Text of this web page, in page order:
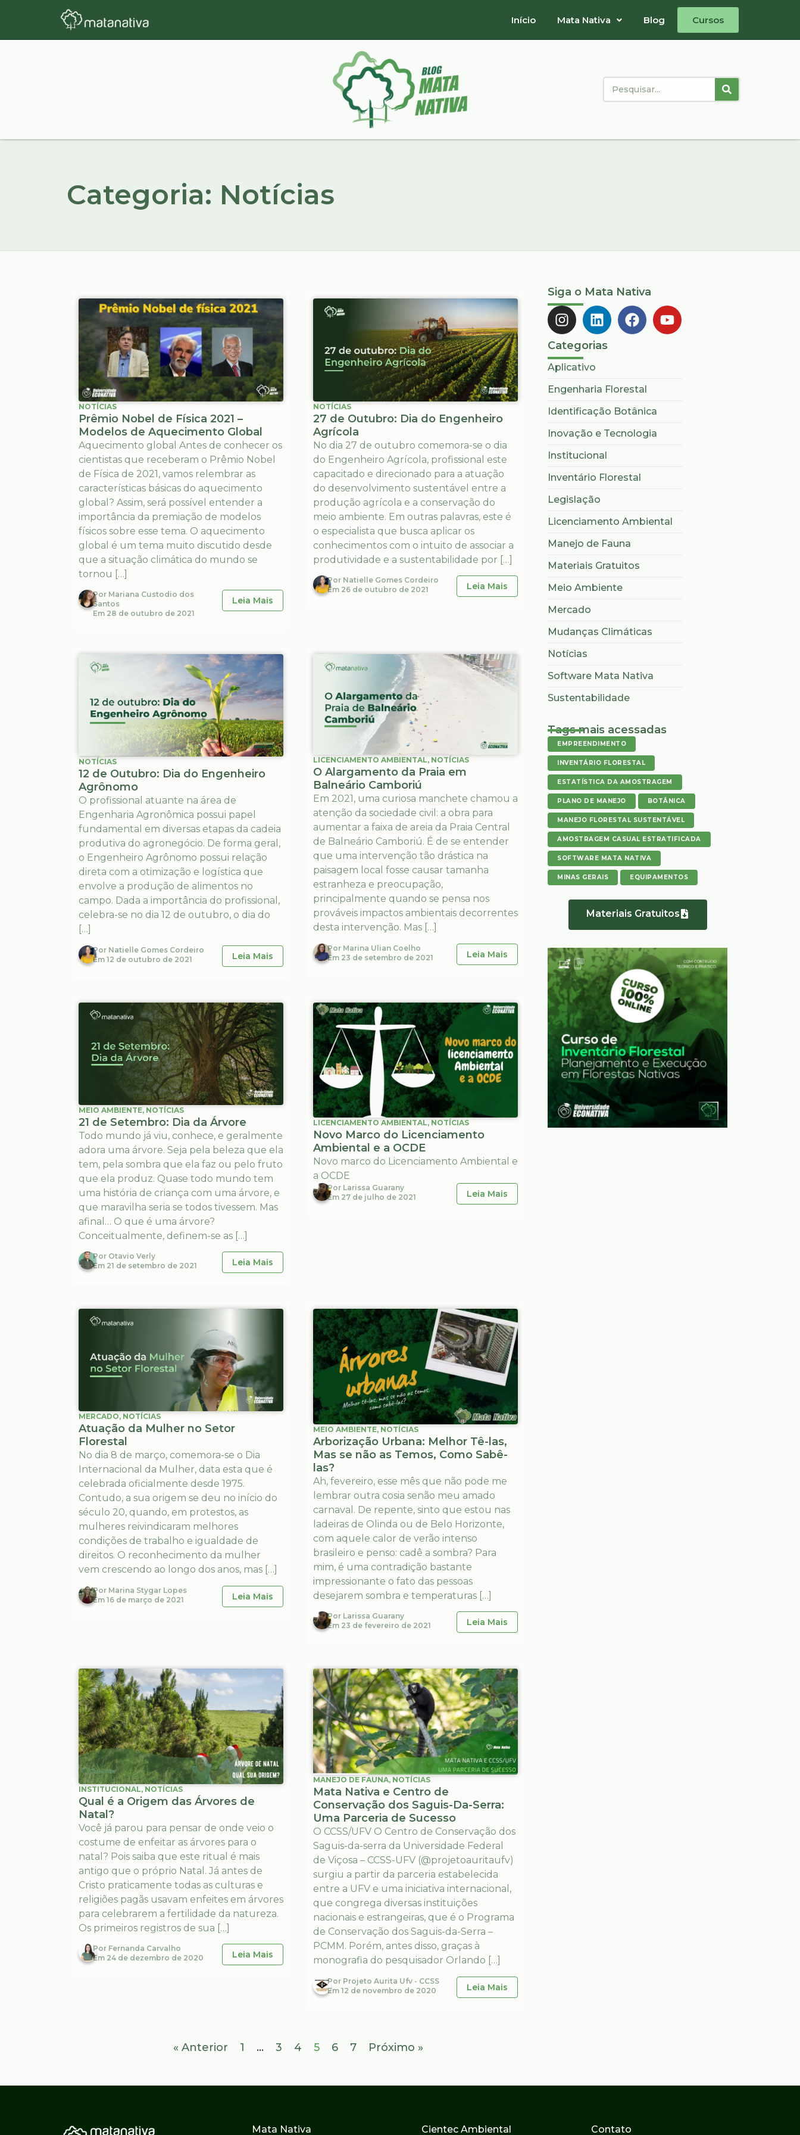
Início Mata Nativa Blog Cursos
Categoria: Notícias
NOTÍCIAS
Prêmio Nobel de Física 2021 –
Modelos de Aquecimento Global
Aquecimento global Antes de conhecer os
cientistas que receberam o Prêmio Nobel
de Física de 2021, vamos relembrar as
características básicas do aquecimento
global? Assim, será possível entender a
importância da premiação de modelos
físicos sobre esse tema. O aquecimento
global é um tema muito discutido desde
que a situação climática do mundo se
tornou […]
Por Mariana Custodio dos
Santos
Em 28 de outubro de 2021
Leia Mais
NOTÍCIAS
27 de Outubro: Dia do Engenheiro
Agrícola
No dia 27 de outubro comemora-se o dia
do Engenheiro Agrícola, profissional este
capacitado e direcionado para a atuação
do desenvolvimento sustentável entre a
produção agrícola e a conservação do
meio ambiente. Em outras palavras, este é
o especialista que busca aplicar os
conhecimentos com o intuito de associar a
produtividade e a sustentabilidade por […]
Por Natielle Gomes Cordeiro
Em 26 de outubro de 2021 Leia Mais
NOTÍCIAS
12 de Outubro: Dia do Engenheiro
Agrônomo
O profissional atuante na área de
Engenharia Agronômica possui papel
fundamental em diversas etapas da cadeia
produtiva do agronegócio. De forma geral,
o Engenheiro Agrônomo possui relação
direta com a otimização e logística que
envolve a produção de alimentos no
campo. Dada a importância do profissional,
celebra-se no dia 12 de outubro, o dia do
[…]
Por Natielle Gomes Cordeiro
Em 12 de outubro de 2021 Leia Mais
LICENCIAMENTO AMBIENTAL, NOTÍCIAS
O Alargamento da Praia em
Balneário Camboriú
Em 2021, uma curiosa manchete chamou a
atenção da sociedade civil: a obra para
aumentar a faixa de areia da Praia Central
de Balneário Camboriú. É de se entender
que uma intervenção tão drástica na
paisagem local fosse causar tamanha
estranheza e preocupação,
principalmente quando se pensa nos
prováveis impactos ambientais decorrentes
desta intervenção. Mas […]
Por Marina Ulian Coelho
Em 23 de setembro de 2021 Leia Mais
MEIO AMBIENTE, NOTÍCIAS
21 de Setembro: Dia da Árvore
Todo mundo já viu, conhece, e geralmente
adora uma árvore. Seja pela beleza que ela
tem, pela sombra que ela faz ou pelo fruto
que ela produz. Quase todo mundo tem
uma história de criança com uma árvore, e
que maravilha seria se todos tivessem. Mas
afinal… O que é uma árvore?
Conceitualmente, definem-se as […]
Por Otavio Verly
Em 21 de setembro de 2021 Leia Mais
LICENCIAMENTO AMBIENTAL, NOTÍCIAS
Novo Marco do Licenciamento
Ambiental e a OCDE
Novo marco do Licenciamento Ambiental e
a OCDE
Por Larissa Guarany
Em 27 de julho de 2021 Leia Mais
MERCADO, NOTÍCIAS
Atuação da Mulher no Setor
Florestal
No dia 8 de março, comemora-se o Dia
Internacional da Mulher, data esta que é
celebrada oficialmente desde 1975.
Contudo, a sua origem se deu no início do
século 20, quando, em protestos, as
mulheres reivindicaram melhores
condições de trabalho e igualdade de
direitos. O reconhecimento da mulher
vem crescendo ao longo dos anos, mas […]
Por Marina Stygar Lopes
Em 16 de março de 2021 Leia Mais
MEIO AMBIENTE, NOTÍCIAS
Arborização Urbana: Melhor Tê-las,
Mas se não as Temos, Como Sabê-
las?
Ah, fevereiro, esse mês que não pode me
lembrar outra cosia senão meu amado
carnaval. De repente, sinto que estou nas
ladeiras de Olinda ou de Belo Horizonte,
com aquele calor de verão intenso
brasileiro e penso: cadê a sombra? Para
mim, é uma contradição bastante
impressionante o fato das pessoas
desejarem sombra e temperaturas […]
Por Larissa Guarany
Em 23 de fevereiro de 2021 Leia Mais
INSTITUCIONAL, NOTÍCIAS
Qual é a Origem das Árvores de
Natal?
Você já parou para pensar de onde veio o
costume de enfeitar as árvores para o
natal? Pois saiba que este ritual é mais
antigo que o próprio Natal. Já antes de
Cristo praticamente todas as culturas e
religiões pagãs usavam enfeites em árvores
para celebrarem a fertilidade da natureza.
Os primeiros registros de sua […]
Por Fernanda Carvalho
Em 24 de dezembro de 2020 Leia Mais
MANEJO DE FAUNA, NOTÍCIAS
Mata Nativa e Centro de
Conservação dos Saguis-Da-Serra:
Uma Parceria de Sucesso
O CCSS/UFV O Centro de Conservação dos
Saguis-da-serra da Universidade Federal
de Viçosa – CCSS-UFV (@projetoauritaufv)
surgiu a partir da parceria estabelecida
entre a UFV e uma iniciativa internacional,
que congrega diversas instituições
nacionais e estrangeiras, que é o Programa
de Conservação dos Saguis-da-Serra –
PCMM. Porém, antes disso, graças à
monografia do pesquisador Orlando […]
Por Projeto Aurita Ufv - CCSS
Em 12 de novembro de 2020 Leia Mais
« Anterior 1 … 3 4 5 6 7 Próximo »
Siga o Mata Nativa
Categorias
Aplicativo
Engenharia Florestal
Identificação Botânica
Inovação e Tecnologia
Institucional
Inventário Florestal
Legislação
Licenciamento Ambiental
Manejo de Fauna
Materiais Gratuitos
Meio Ambiente
Mercado
Mudanças Climáticas
Notícias
Software Mata Nativa
Sustentabilidade
Tags mais acessadas
EMPREENDIMENTO
INVENTÁRIO FLORESTAL
ESTATÍSTICA DA AMOSTRAGEM
PLANO DE MANEJO BOTÂNICA
MANEJO FLORESTAL SUSTENTÁVEL
AMOSTRAGEM CASUAL ESTRATIFICADA
SOFTWARE MATA NATIVA
MINAS GERAIS EQUIPAMENTOS
Materiais Gratuitos
Mata Nativa Cientec Ambiental Contato